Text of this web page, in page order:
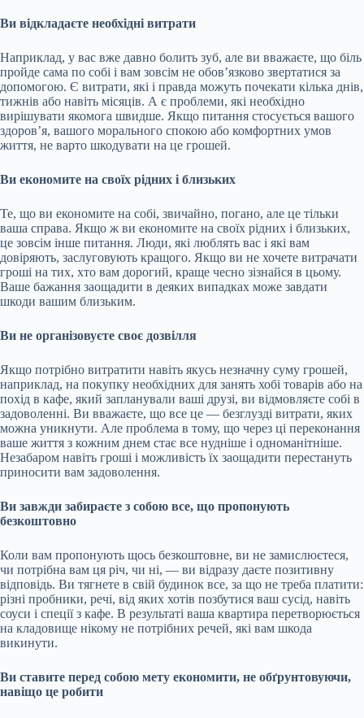
Ви відкладаєте необхідні витрати
Наприклад, у вас вже давно болить зуб, але ви вважаєте, що біль
пройде сама по собі і вам зовсім не обов’язково звертатися за
допомогою. Є витрати, які і правда можуть почекати кілька днів,
тижнів або навіть місяців. А є проблеми, які необхідно
вирішувати якомога швидше. Якщо питання стосується вашого
здоров’я, вашого морального спокою або комфортних умов
життя, не варто шкодувати на це грошей.
Ви економите на своїх рідних і близьких
Те, що ви економите на собі, звичайно, погано, але це тільки
ваша справа. Якщо ж ви економите на своїх рідних і близьких,
це зовсім інше питання. Люди, які люблять вас і які вам
довіряють, заслуговують кращого. Якщо ви не хочете витрачати
гроші на тих, хто вам дорогий, краще чесно зізнайся в цьому.
Ваше бажання заощадити в деяких випадках може завдати
шкоди вашим близьким.
Ви не організовуєте своє дозвілля
Якщо потрібно витратити навіть якусь незначну суму грошей,
наприклад, на покупку необхідних для занять хобі товарів або на
похід в кафе, який запланували ваші друзі, ви відмовляєте собі в
задоволенні. Ви вважаєте, що все це — безглузді витрати, яких
можна уникнути. Але проблема в тому, що через ці переконання
ваше життя з кожним днем стає все нудніше і одноманітніше.
Незабаром навіть гроші і можливість їх заощадити перестануть
приносити вам задоволення.
Ви завжди забираєте з собою все, що пропонують
безкоштовно
Коли вам пропонують щось безкоштовне, ви не замислюєтеся,
чи потрібна вам ця річ, чи ні, — ви відразу даєте позитивну
відповідь. Ви тягнете в свій будинок все, за що не треба платити:
різні пробники, речі, від яких хотів позбутися ваш сусід, навіть
соуси і спеції з кафе. В результаті ваша квартира перетворюється
на кладовище нікому не потрібних речей, які вам шкода
викинути.
Ви ставите перед собою мету економити, не обґрунтовуючи,
навіщо це робити